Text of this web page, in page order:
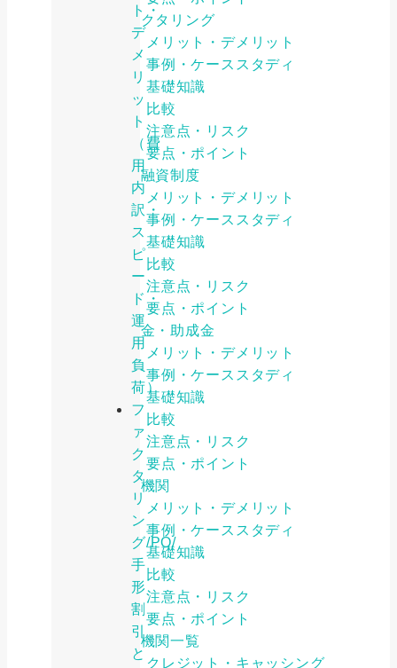
ト・
デ
メ
リ
ッ
ト
（費
用
内
訳・
ス
ピ
ー
ド・
運
用
負
荷）
フ
ァ
ク
タ
リ
ン
グ/PO/
手
形
割
引
と
ファクタリング
メリット・デメリット
事例・ケーススタディ
基礎知識
比較
注意点・リスク
要点・ポイント
公的融資制度
メリット・デメリット
事例・ケーススタディ
基礎知識
比較
注意点・リスク
要点・ポイント
補助金・助成金
メリット・デメリット
事例・ケーススタディ
基礎知識
比較
注意点・リスク
要点・ポイント
金融機関
メリット・デメリット
事例・ケーススタディ
基礎知識
比較
注意点・リスク
要点・ポイント
金融機関一覧
クレジット・キャッシング